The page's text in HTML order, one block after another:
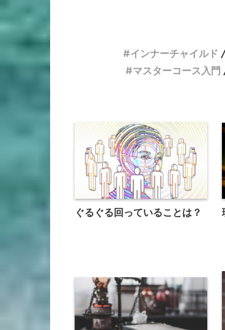
インナーチャイルド
マスターコース入門
ぐるぐる回っていることは？